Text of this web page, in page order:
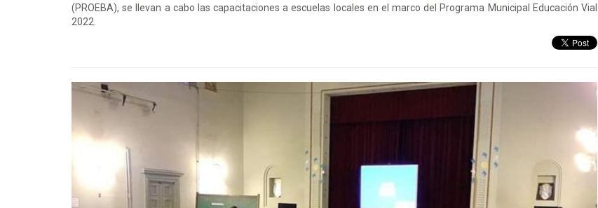
(PROEBA), se llevan a cabo las capacitaciones a escuelas locales en el marco del Programa Municipal Educación Vial
2022.